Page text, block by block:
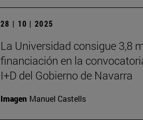
28 | 10 | 2025
La Universidad consigue 3,8
financiación en la
I+D del Gobierno de Navarra
Imagen Manuel Castells